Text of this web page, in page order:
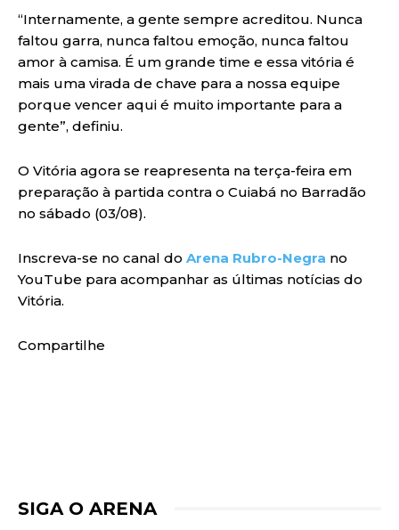
“Internamente, a gente sempre acreditou. Nunca
faltou garra, nunca faltou emoção, nunca faltou
amor à camisa. É um grande time e essa vitória é
mais uma virada de chave para a nossa equipe
porque vencer aqui é muito importante para a
gente”, definiu.
O Vitória agora se reapresenta na terça-feira em
preparação à partida contra o Cuiabá no Barradão
no sábado (03/08).
Inscreva-se no canal do Arena Rubro-Negra no
YouTube para acompanhar as últimas notícias do
Vitória.
Compartilhe
SIGA O ARENA